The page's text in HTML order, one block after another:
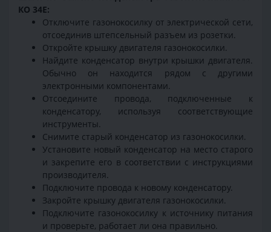
КО 34Е:
Отключите газонокосилку от электрической сети,
отсоединив штепсельный разъем из розетки.
Откройте крышку двигателя газонокосилки.
Найдите конденсатор внутри крышки двигателя.
Обычно он находится рядом с другими
электронными компонентами.
Отсоедините провода, подключенные к
конденсатору, используя соответствующие
инструменты.
Снимите старый конденсатор из газонокосилки.
Установите новый конденсатор на место старого
и закрепите его в соответствии с инструкциями
производителя.
Подключите провода к новому конденсатору.
Закройте крышку двигателя газонокосилки.
Подключите газонокосилку к источнику питания
и проверьте, работает ли она правильно.